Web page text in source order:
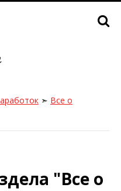
➣ Все о
"Все о